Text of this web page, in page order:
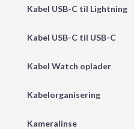
Kabel USB-C til Lightning
Kabel USB-C til USB-C
Kabel Watch oplader
Kabelorganisering
Kameralinse